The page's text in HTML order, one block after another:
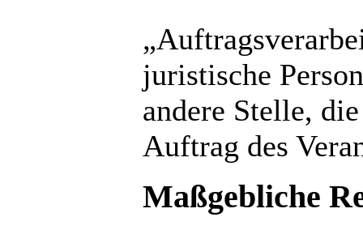
juristische
andere Stelle,
Auftrag des
Maßgebliche